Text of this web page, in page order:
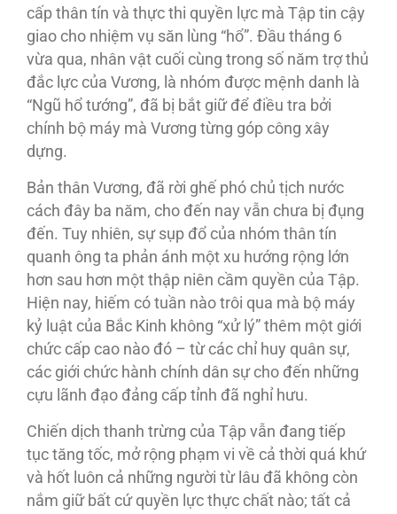
cấp thân tín và thực thi quyền lực mà Tập tin cậy
giao cho nhiệm vụ săn lùng “hổ”. Đầu tháng 6
vừa qua, nhân vật cuối cùng trong số năm trợ thủ
đắc lực của Vương, là nhóm được mệnh danh là
“Ngũ hổ tướng”, đã bị bắt giữ để điều tra bởi
chính bộ máy mà Vương từng góp công xây
dựng.
Bản thân Vương, đã rời ghế phó chủ tịch nước
cách đây ba năm, cho đến nay vẫn chưa bị đụng
đến. Tuy nhiên, sự sụp đổ của nhóm thân tín
quanh ông ta phản ánh một xu hướng rộng lớn
hơn sau hơn một thập niên cầm quyền của Tập.
Hiện nay, hiếm có tuần nào trôi qua mà bộ máy
kỷ luật của Bắc Kinh không “xử lý” thêm một giới
chức cấp cao nào đó – từ các chỉ huy quân sự,
các giới chức hành chính dân sự cho đến những
cựu lãnh đạo đảng cấp tỉnh đã nghỉ hưu.
Chiến dịch thanh trừng của Tập vẫn đang tiếp
tục tăng tốc, mở rộng phạm vi về cả thời quá khứ
và hốt luôn cả những người từ lâu đã không còn
nắm giữ bất cứ quyền lực thực chất nào; tất cả